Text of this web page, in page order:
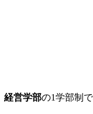
経営学部の1学部制